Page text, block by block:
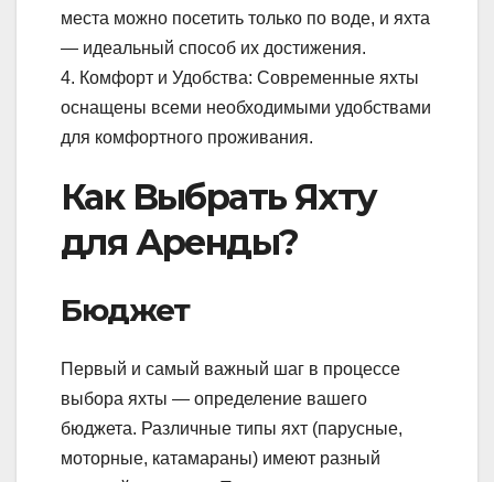
места можно посетить только по воде, и яхта
— идеальный способ их достижения.
4. Комфорт и Удобства: Современные яхты
оснащены всеми необходимыми удобствами
для комфортного проживания.
Как Выбрать Яхту
для Аренды?
Бюджет
Первый и самый важный шаг в процессе
выбора яхты — определение вашего
бюджета. Различные типы яхт (парусные,
моторные, катамараны) имеют разный